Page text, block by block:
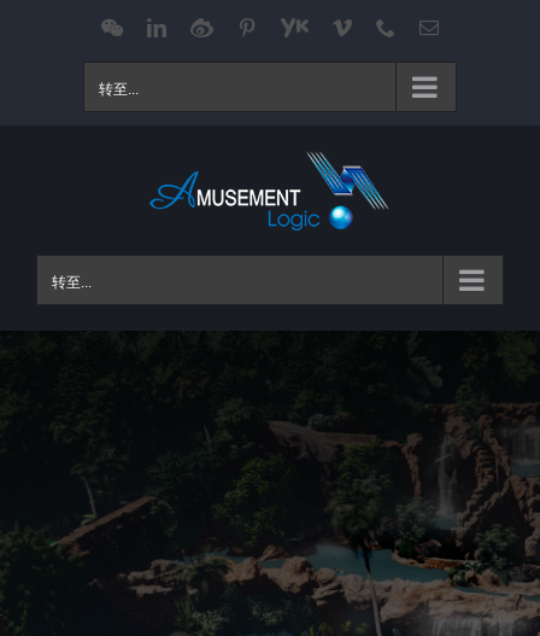
WeChatLinkedIn
Weibo Pinterest
Youku Vimeo Phone电
转至...
转至...